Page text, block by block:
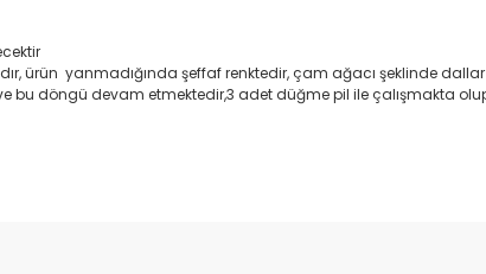
yanmadığında şeffaf renktedir, çam ağacı şeklinde dallar
bu döngü devam etmektedir,3 adet düğme pil ile çalışmakta